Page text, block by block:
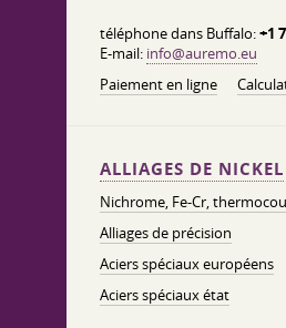
téléphone dans Buffalo:+1
E-mail: info@auremo.eu
Paiement en ligne
ALLIAGES DE NICKEL
Nichrome, Fe-Cr,
Alliages de précision
Aciers spéciaux européens
Aciers spéciaux état